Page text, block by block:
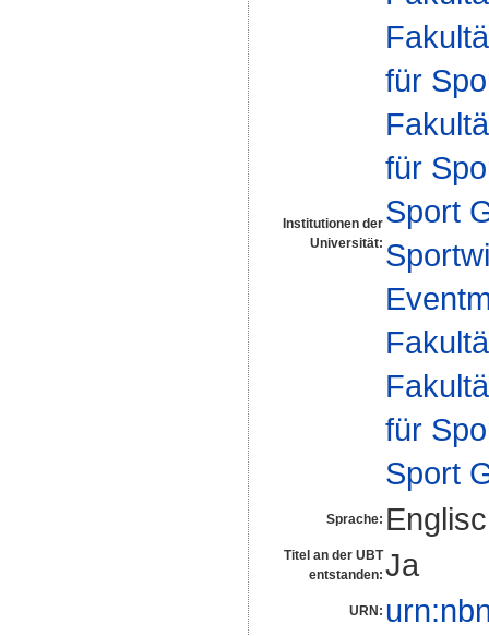
Institutionen der
Universität:
für
für
Sport
für
Sport
Sprache:
Titel an der UBT
entstanden: Ja
URN: